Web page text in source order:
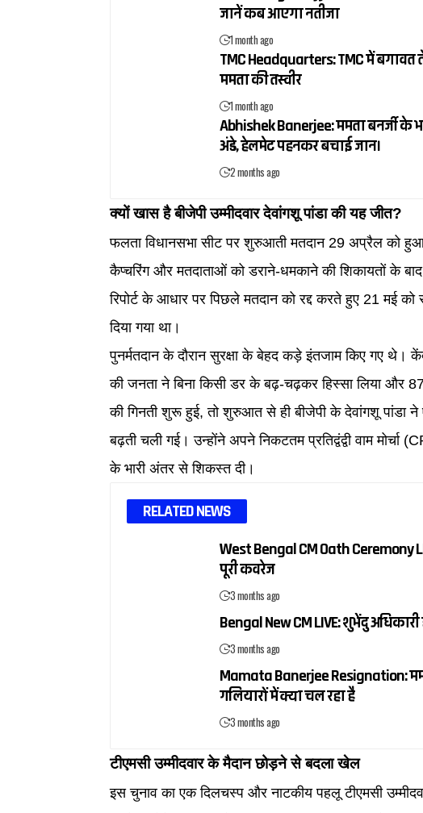
जानें कब आएगा नतीजा
1 month ago
TMC Headquarters: TMC में बगावत
ममता की तस्वीर
1 month ago
Abhishek Banerjee: ममता बनर्जी के
अंडे, हेलमेट पहनकर बचाई जान।
2 months ago
क्यों खास है बीजेपी उम्मीदवार देवांगशू पांडा की यह जीत?
फलता विधानसभा सीट पर शुरुआती मतदान 29 अप्रैल को
कैप्चरिंग और मतदाताओं को डराने-धमकाने की शिकायतों के
रिपोर्ट के आधार पर पिछले मतदान को रद्द करते हुए 21 मई
दिया गया था।
पुनर्मतदान के दौरान सुरक्षा के बेहद कड़े इंतजाम किए गए थे।
की जनता ने बिना किसी डर के बढ़-चढ़कर हिस्सा लिया और
की गिनती शुरू हुई, तो शुरुआत से ही बीजेपी के देवांगशू पांडा
बढ़ती चली गई। उन्होंने अपने निकटतम प्रतिद्वंद्वी वाम
के भारी अंतर से शिकस्त दी।
RELATED NEWS
West Bengal CM Oath Ceremony
पूरी कवरेज
3 months ago
Bengal New CM LIVE: शुभेंदु
3 months ago
Mamata Banerjee Resignation:
गलियारों में क्या चल रहा है
3 months ago
टीएमसी उम्मीदवार के मैदान छोड़ने से बदला खेल
इस चुनाव का एक दिलचस्प और नाटकीय पहलू टीएमसी